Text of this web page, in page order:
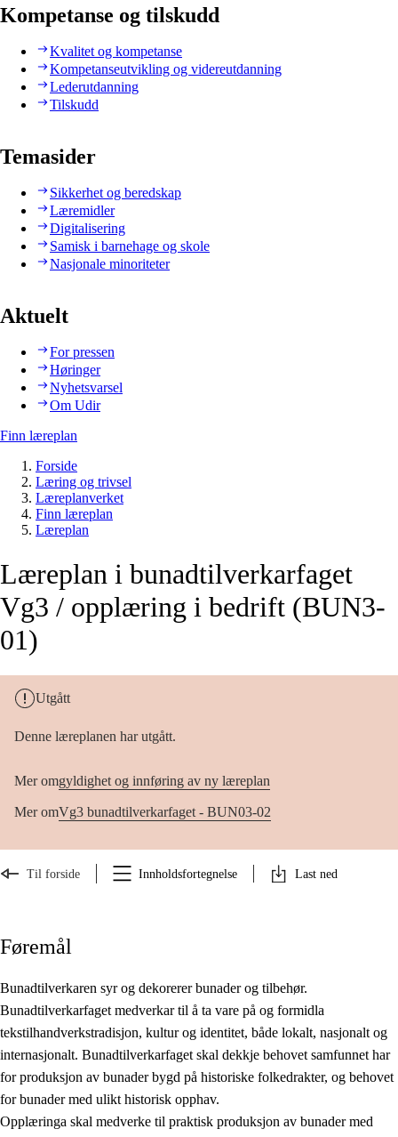
Kompetanse og tilskudd
Kvalitet og kompetanse
Kompetanseutvikling og videreutdanning
Lederutdanning
Tilskudd
Temasider
Sikkerhet og beredskap
Læremidler
Digitalisering
Samisk i barnehage og skole
Nasjonale minoriteter
Aktuelt
For pressen
Høringer
Nyhetsvarsel
Om Udir
Finn læreplan
Forside
Læring og trivsel
Læreplanverket
Finn læreplan
Læreplan
Læreplan i bunadtilverkarfaget
Vg3 / opplæring i bedrift (BUN3-
01)
Utgått
Denne læreplanen har utgått.
Mer omgyldighet og innføring av ny læreplan
Mer omVg3 bunadtilverkarfaget - BUN03-02
Til forside Innholdsfortegnelse Last ned
Føremål
Bunadtilverkaren syr og dekorerer bunader og tilbehør.
Bunadtilverkarfaget medverkar til å ta vare på og formidla
tekstilhandverkstradisjon, kultur og identitet, både lokalt, nasjonalt og
internasjonalt. Bunadtilverkarfaget skal dekkje behovet samfunnet har
for produksjon av bunader bygd på historiske folkedrakter, og behovet
for bunader med ulikt historisk opphav.
Opplæringa skal medverke til praktisk produksjon av bunader med